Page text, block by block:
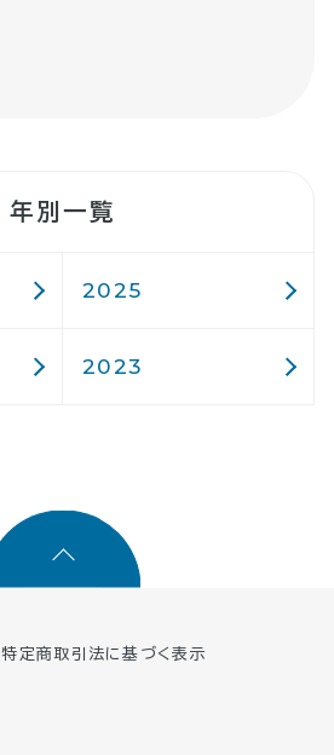
年別一覧
2025
2023
特定商取引法に基づく表示